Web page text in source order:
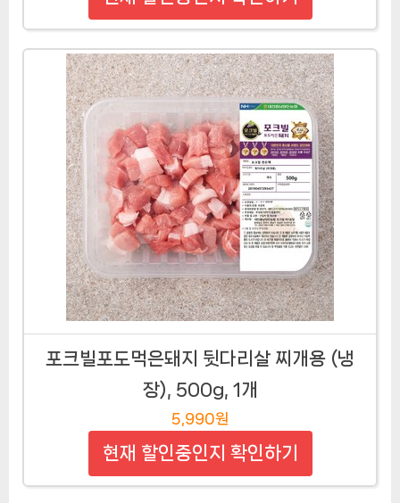
포크빌포도먹은돼지 뒷다리살 찌개용 (냉
장), 500g, 1개
5,990원
현재 할인중인지 확인하기